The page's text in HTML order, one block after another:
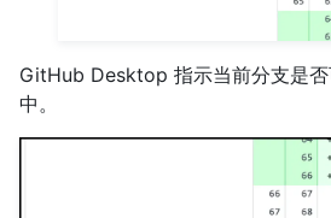
GitHub Desktop 指示当前分支是
中。